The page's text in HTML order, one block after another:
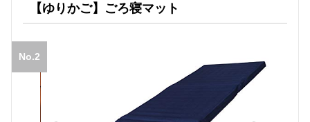
【ゆりかご】ごろ寝マット
No.2